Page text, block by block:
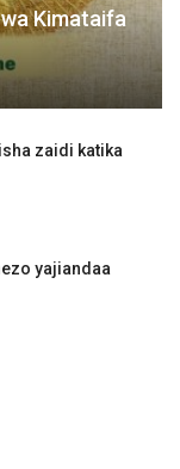
Kimataifa
zaidi katika
yajiandaa